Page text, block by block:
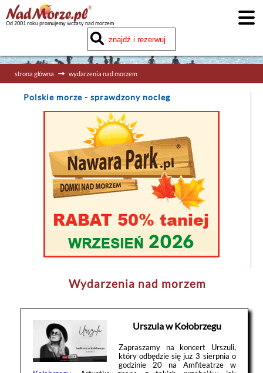
Od 2001 roku promujemy wczasy nad morzem
strona główna wydarzenia nad morzem
Polskie morze - sprawdzony nocleg
Wydarzenia nad morzem
Urszula w Kołobrzegu
Zapraszamy na koncert Urszuli,
który odbędzie się już 3 sierpnia o
godzinie 20 na Amfiteatrze w